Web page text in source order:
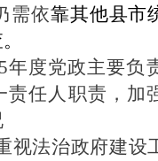
需依靠其他县市
年度党政主要负
责任人职责，加
视法治政府建设